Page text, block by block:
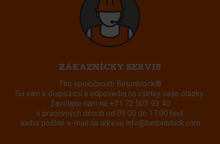
ZÁKAZNÍCKY SERVIS
Tím spoločnosti Betonblock®
Sú vám k dispozícii a odpovedia na všetky vaše otázky.
Zavolajte nám na +31 72 503 93 40
v pracovných dňoch od 09:00 do 17:00 hod.
alebo pošlite e-mail na adresu info@betonblock.com